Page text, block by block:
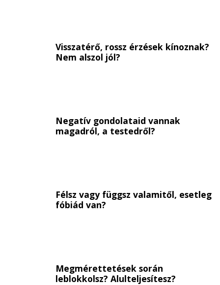
Visszatérő, rossz érzések kínoznak?
Nem alszol jól?
Negatív gondolataid vannak
magadról, a testedről?
Félsz vagy függsz valamitől, esetleg
fóbiád van?
Megmérettetések során
leblokkolsz? Alulteljesítesz?